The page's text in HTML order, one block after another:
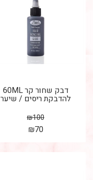
דבק שחור קר 60ML
להדבקת ריסים / שיער
₪100
₪70